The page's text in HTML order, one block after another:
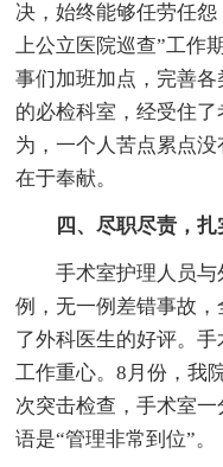
决，始终能够任劳任
上公立医院巡查”工作
事们加班加点，完善
的必检科室，经受住
为，一个人苦点累点没
在于奉献。
四、尽职尽责，扎
手术室护理人员与
例，无一例差错事故
了外科医生的好评。
工作重心。8月份，我
次突击检查，手术室
语是“管理非常到位”。